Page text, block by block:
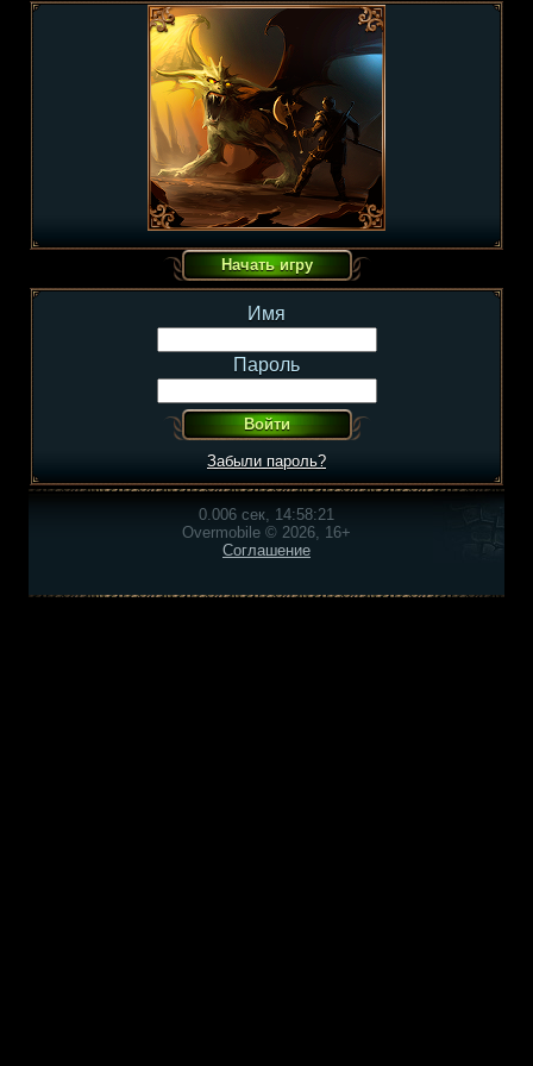
Имя
Пароль
Забыли пароль?
0.006 сек, 14:58:21
Overmobile © 2026, 16+
Соглашение